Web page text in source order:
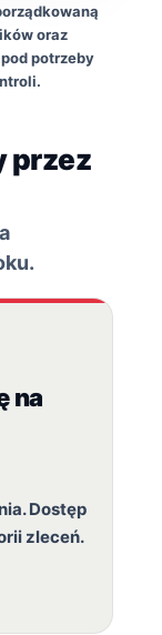
oraz
potrzeby
przez
na
Dostęp
zleceń.